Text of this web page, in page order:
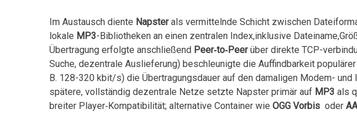
Im Austausch diente Napsterals⁢ vermittelnde Schicht zwischen
⁤lokale MP3-Bibliotheken​ an einen⁣ zentralen Index,inklusive
Übertragung erfolgte anschließend Peer‑to‑Peerüber direkte TCP-
Suche, ‌dezentrale Auslieferung) beschleunigte⁤ die Auffindbarkeit
B. 128-320 kbit/s) die Übertragungsdauer auf den damaligen Modem- und
spätere, vollständig dezentrale Netze setzte⁤ Napster primär auf MP3 als
breiter Player‑Kompatibilität; alternative Container ⁢wie OGG Vorbis ⁤ oder